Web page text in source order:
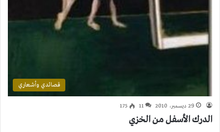
قصائدي وأشعاري
29 ديسمبر، 2010 11
175
الدرك الأسفل من الخزي